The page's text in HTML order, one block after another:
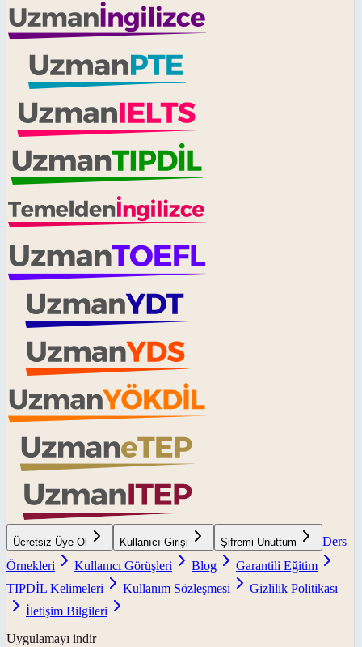
Ücretsiz Üye Ol Kullanıcı Girişi Şifremi Unuttum
Ders
Örnekleri
Kullanıcı Görüşleri Blog
Garantili Eğitim
TIPDİL Kelimeleri
Kullanım Sözleşmesi
Gizlilik Politikası
İletişim Bilgileri
Uygulamayı indir